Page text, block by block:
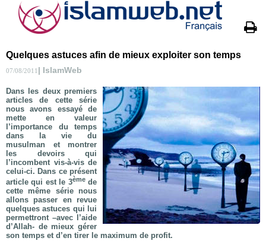
Quelques astuces afin de mieux exploiter son temps
07/08/2011 | IslamWeb
Dans les deux premiers
articles de cette série
nous avons essayé de
mette en valeur
l’importance du temps
dans la vie du
musulman et montrer
les devoirs qui
l’incombent vis-à-vis de
celui-ci. Dans ce présent
article qui est le 3èmede
cette même série nous
allons passer en revue
quelques astuces qui lui
permettront –avec l’aide
d’Allah- de mieux gérer
son temps et d’en tirer le maximum de profit.